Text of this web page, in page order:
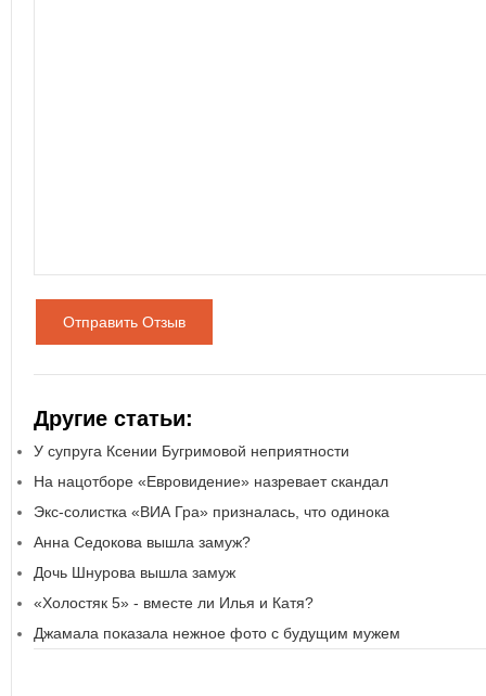
Отправить Отзыв
Другие статьи:
У супруга Ксении Бугримовой неприятности
На нацотборе «Евровидение» назревает скандал
Экс-солистка «ВИА Гра» призналась, что одинока
Анна Седокова вышла замуж?
Дочь Шнурова вышла замуж
«Холостяк 5» - вместе ли Илья и Катя?
Джамала показала нежное фото с будущим мужем